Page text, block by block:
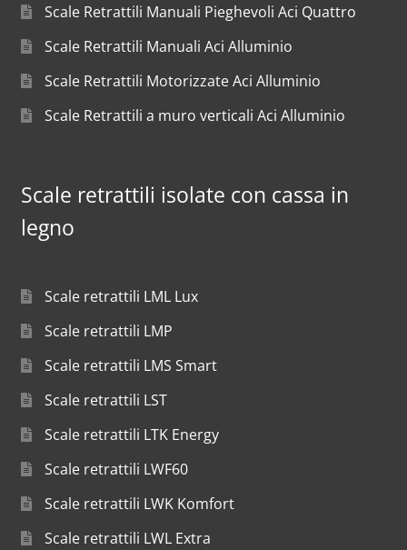
Scale Retrattili Manuali Pieghevoli Aci Quattro
Scale Retrattili Manuali Aci Alluminio
Scale Retrattili Motorizzate Aci Alluminio
Scale Retrattili a muro verticali Aci Alluminio
Scale retrattili isolate con cassa in
legno
Scale retrattili LML Lux
Scale retrattili LMP
Scale retrattili LMS Smart
Scale retrattili LST
Scale retrattili LTK Energy
Scale retrattili LWF60
Scale retrattili LWK Komfort
Scale retrattili LWL Extra